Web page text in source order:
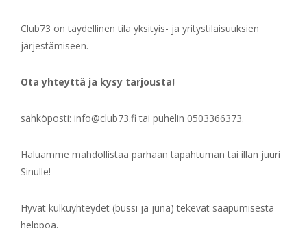
Club73 on täydellinen tila yksityis- ja yritystilaisuuksien
järjestämiseen.
Ota yhteyttä ja kysy tarjousta!
sähköposti: info@club73.fi tai puhelin 0503366373.
Haluamme mahdollistaa parhaan tapahtuman tai illan juuri
Sinulle!
Hyvät kulkuyhteydet (bussi ja juna) tekevät saapumisesta
helppoa,